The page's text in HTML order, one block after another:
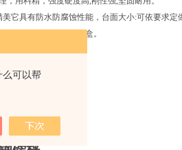
么可以帮
它具有防水防腐蚀性能，台面大小:可依要求定
式称重传感器和接线盒。